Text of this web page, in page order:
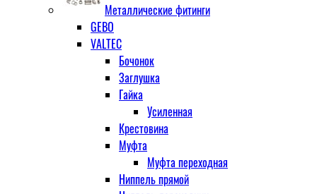
Металлические фитинги
GEBO
VALTEC
Бочонок
Заглушка
Гайка
Усиленная
Крестовина
Муфта
Муфта переходная
Ниппель прямой